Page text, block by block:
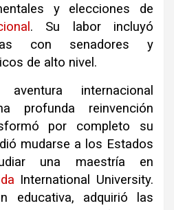
y elecciones de
. Su labor incluyó
con senadores y
de alto nivel.
internacional
profunda reinvención
por completo su
mudarse a los Estados
una maestría en
International University.
educativa, adquirió las